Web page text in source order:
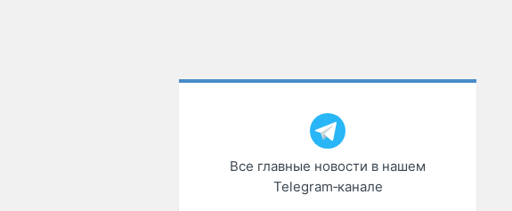
Все главные новости в нашем
Telegram‑канале